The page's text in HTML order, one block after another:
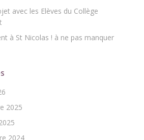
avec les Elèves du Collège
à St Nicolas ! à ne pas manquer
2025
2024